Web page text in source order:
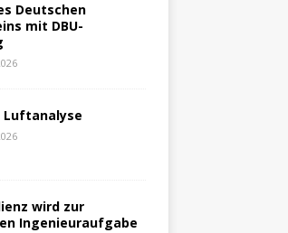
Deutschen
mit DBU-
Luftanalyse
wird zur
Ingenieuraufgabe